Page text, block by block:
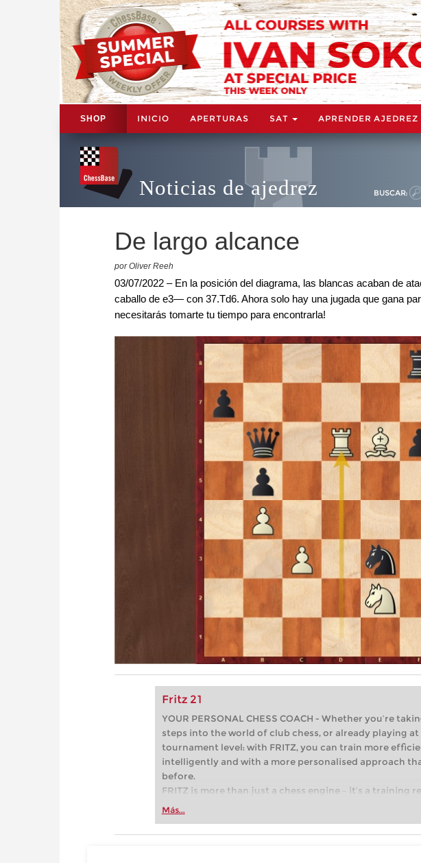
SHOP INICIO APERTURAS SAT APRENDER AJEDREZ
Noticias de ajedrez BUSCAR:
De largo alcance
por Oliver Reeh
03/07/2022 – En la posición del diagrama, las blancas acaban de
caballo de e3— con 37.Td6. Ahora solo hay una jugada que gana
necesitarás tomarte tu tiempo para encontrarla!
Fritz 21
YOUR PERSONAL CHESS COACH - Whether you’re
steps into the world of club chess, or already playing at
tournament level: with FRITZ, you can train more
intelligently and with a more personalised approach
before.
FRITZ is more than just a chess engine – it’s a training
Whether you’re taking your first steps into the world of
more efficiently, intelligently and with a more
Más...